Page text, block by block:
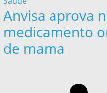
Anvisa aprova
medicamento
de mama